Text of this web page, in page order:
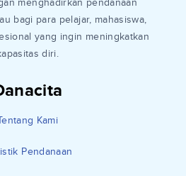
Kami
Pendanaan
menghadirkan pendanaan
bagi para pelajar, mahasiswa,
yang ingin meningkatkan
diri.